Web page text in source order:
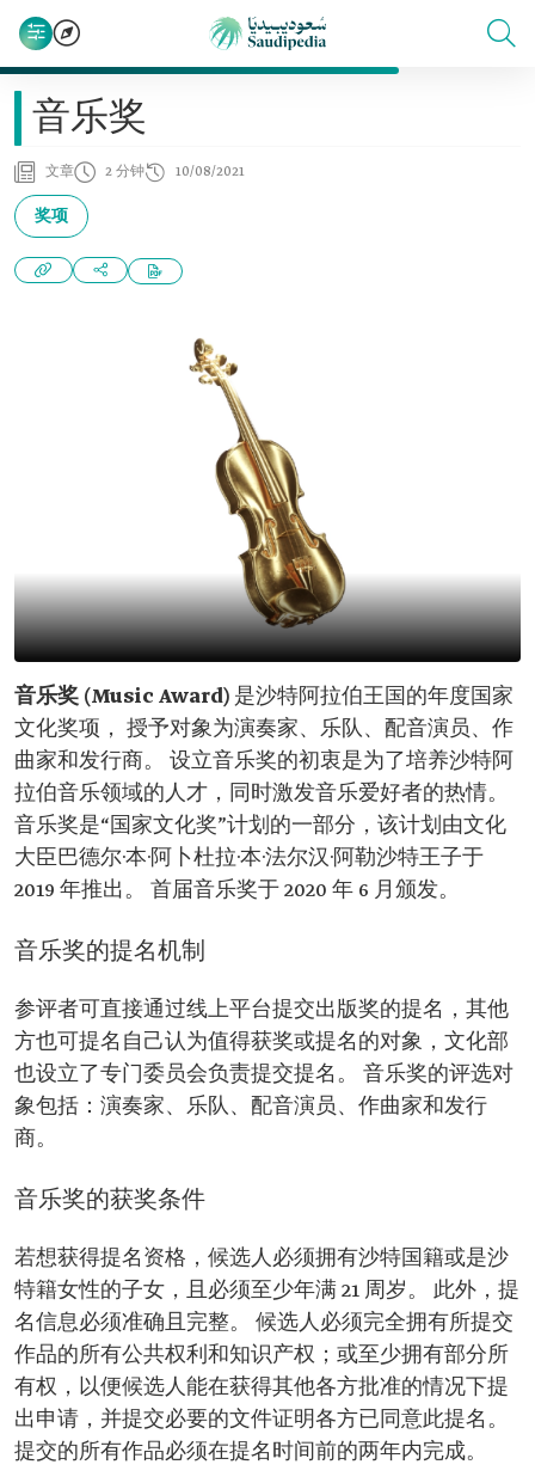
音乐奖
文章 2 分钟 10/08/2021
奖项
音乐奖 (Music Award) 是沙特阿拉伯王国的年度国家
文化奖项， 授予对象为演奏家、乐队、配音演员、作
曲家和发行商。 设立音乐奖的初衷是为了培养沙特阿
拉伯音乐领域的人才，同时激发音乐爱好者的热情。
音乐奖是“国家文化奖”计划的一部分，该计划由文化
大臣巴德尔·本·阿卜杜拉·本·法尔汉·阿勒沙特王子于
2019 年推出。 首届音乐奖于 2020 年 6 月颁发。
音乐奖的提名机制
参评者可直接通过线上平台提交出版奖的提名，其他
方也可提名自己认为值得获奖或提名的对象，文化部
也设立了专门委员会负责提交提名。 音乐奖的评选对
象包括：演奏家、乐队、配音演员、作曲家和发行
商。
音乐奖的获奖条件
若想获得提名资格，候选人必须拥有沙特国籍或是沙
特籍女性的子女，且必须至少年满 21 周岁。 此外，提
名信息必须准确且完整。 候选人必须完全拥有所提交
作品的所有公共权利和知识产权；或至少拥有部分所
有权，以便候选人能在获得其他各方批准的情况下提
出申请，并提交必要的文件证明各方已同意此提名。
提交的所有作品必须在提名时间前的两年内完成。